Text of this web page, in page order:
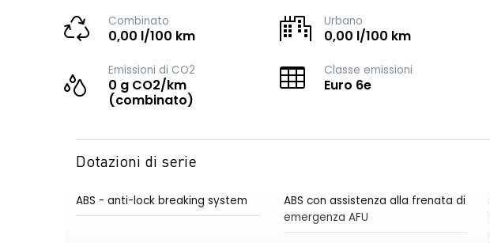
Combinato
0,00 l/100 km
Urbano
0,00 l/100 km
Emissioni di CO2
0 g CO2/km
(combinato)
Classe emissioni
Euro 6e
Dotazioni di serie
ABS - anti-lock breaking system
ABS con assistenza alla frenata di
emergenza AFU